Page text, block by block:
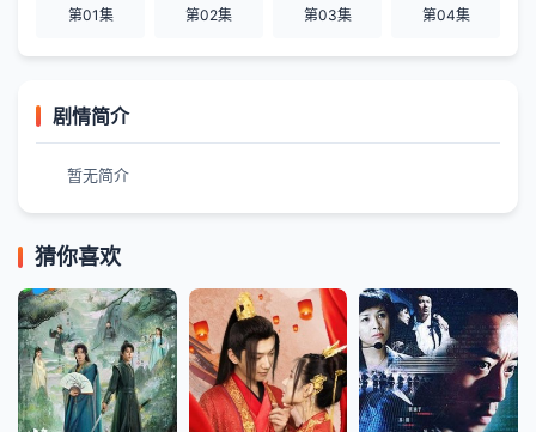
第01集 第02集 第03集 第04集
剧情简介
暂无简介
猜你喜欢